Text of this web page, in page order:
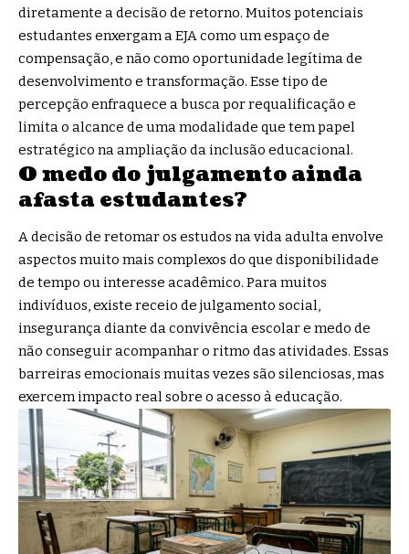
diretamente a decisão de retorno. Muitos potenciais
estudantes enxergam a EJA como um espaço de
compensação, e não como oportunidade legítima de
desenvolvimento e transformação. Esse tipo de
percepção enfraquece a busca por requalificação e
limita o alcance de uma modalidade que tem papel
estratégico na ampliação da inclusão educacional.
O medo do julgamento ainda
afasta estudantes?
A decisão de retomar os estudos na vida adulta envolve
aspectos muito mais complexos do que disponibilidade
de tempo ou interesse acadêmico. Para muitos
indivíduos, existe receio de julgamento social,
insegurança diante da convivência escolar e medo de
não conseguir acompanhar o ritmo das atividades. Essas
barreiras emocionais muitas vezes são silenciosas, mas
exercem impacto real sobre o acesso à educação.